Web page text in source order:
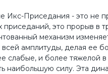
Икс-Приседания - это не
приседаний, это прорыв в
механизм
амплитуды, делая ее
слабые, и более тяжелой в
наибольшую силу. Эта